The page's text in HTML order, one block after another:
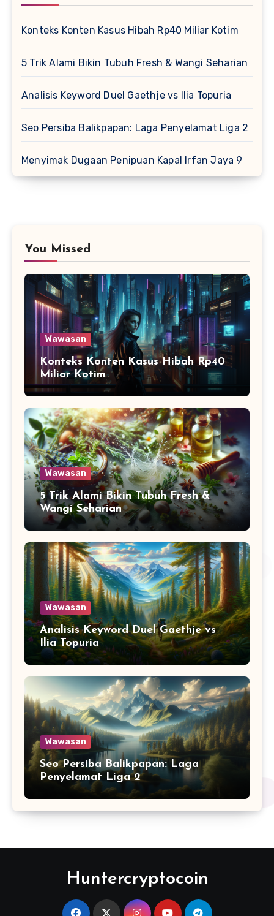
Konteks Konten Kasus Hibah Rp40 Miliar Kotim
5 Trik Alami Bikin Tubuh Fresh & Wangi Seharian
Analisis Keyword Duel Gaethje vs Ilia Topuria
Seo Persiba Balikpapan: Laga Penyelamat Liga 2
Menyimak Dugaan Penipuan Kapal Irfan Jaya 9
You Missed
Wawasan
Konteks Konten Kasus Hibah Rp40
Miliar Kotim
Wawasan
5 Trik Alami Bikin Tubuh Fresh &
Wangi Seharian
Wawasan
Analisis Keyword Duel Gaethje vs
Ilia Topuria
Wawasan
Seo Persiba Balikpapan: Laga
Penyelamat Liga 2
Huntercryptocoin